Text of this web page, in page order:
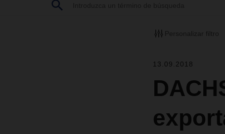
Personalizar filtro
13.09.2018